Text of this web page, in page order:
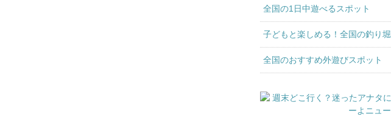
全国の1日中遊べるスポット
子どもと楽しめる！全国の釣り堀
全国のおすすめ外遊びスポット